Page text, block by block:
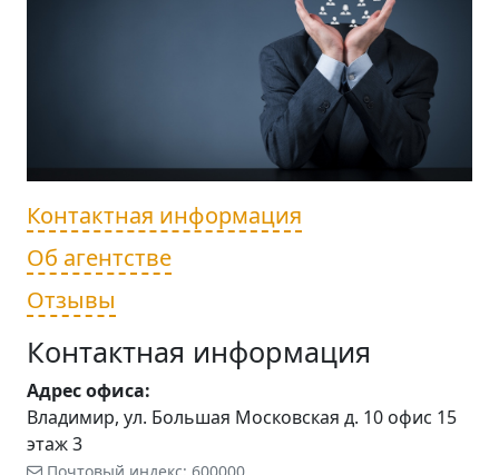
Контактная информация
Об агентстве
Отзывы
Контактная информация
Адрес офиса:
Владимир, ул. Большая Московская д. 10 офис 15
этаж 3